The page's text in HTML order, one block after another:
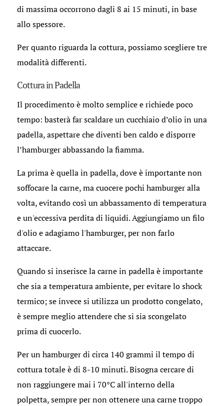
di massima occorrono dagli 8 ai 15 minuti, in base
allo spessore.
Per quanto riguarda la cottura, possiamo scegliere tre
modalità differenti.
Cottura in Padella
Il procedimento è molto semplice e richiede poco
tempo: basterà far scaldare un cucchiaio d’olio in una
padella, aspettare che diventi ben caldo e disporre
l’hamburger abbassando la fiamma.
La prima è quella in padella, dove è importante non
soffocare la carne, ma cuocere pochi hamburger alla
volta, evitando così un abbassamento di temperatura
e un'eccessiva perdita di liquidi. Aggiungiamo un filo
d'olio e adagiamo l'hamburger, per non farlo
attaccare.
Quando si inserisce la carne in padella è importante
che sia a temperatura ambiente, per evitare lo shock
termico; se invece si utilizza un prodotto congelato,
è sempre meglio attendere che si sia scongelato
prima di cuocerlo.
Per un hamburger di circa 140 grammi il tempo di
cottura totale è di 8-10 minuti. Bisogna cercare di
non raggiungere mai i 70°C all'interno della
polpetta, sempre per non ottenere una carne troppo